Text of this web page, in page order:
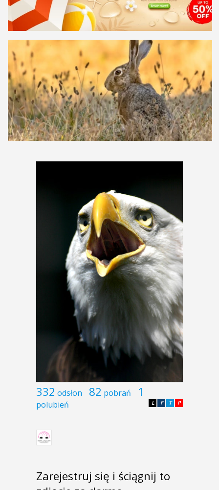
332 odsłon 82 pobrań 1
polubień P
T
F
L
Zarejestruj się i ściągnij to